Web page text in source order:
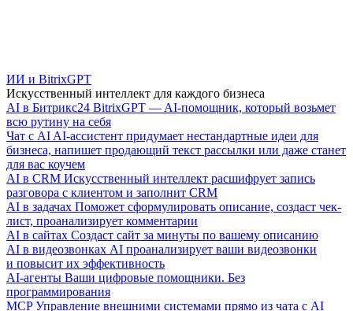
ИИ и BitrixGPT
Искусственный интеллект для каждого бизнеса
AI в Битрикс24 BitrixGPT — AI-помощник, который возьмет
всю рутину на себя
Чат с AI AI-ассистент придумает нестандартные идеи для
бизнеса, напишет продающий текст рассылки или даже станет
для вас коучем
AI в CRM Искусственный интеллект расшифрует запись
разговора с клиентом и заполнит CRM
AI в задачах Поможет сформулировать описание, создаст чек-
лист, проанализирует комментарии
AI в сайтах Создаст сайт за минуты по вашему описанию
AI в видеозвонках AI проанализирует ваши видеозвонки
и повысит их эффективность
AI-агенты Ваши цифровые помощники. Без
программирования
MCP Управление внешними системами прямо из чата с AI